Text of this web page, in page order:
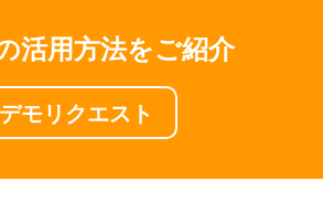
活用方法をご紹介
デモリクエスト